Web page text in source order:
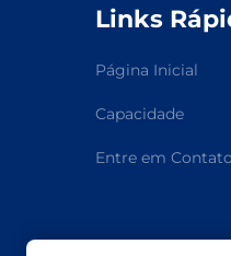
Links
Página Inicial
Capacidade
Entre em Contato